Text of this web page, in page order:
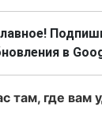
в
там, где вам